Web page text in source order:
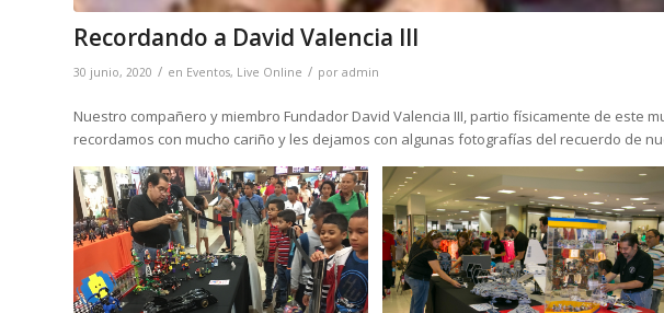
Recordando a David Valencia III
30 junio, 2020 / en Eventos, Live Online / por admin
Nuestro compañero y miembro Fundador David Valencia III, partio físicamente de este
recordamos con mucho cariño y les dejamos con algunas fotografías del recuerdo de